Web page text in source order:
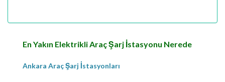
En Yakın Elektrikli Araç Şarj İstasyonu Nerede
Ankara Araç Şarj İstasyonları